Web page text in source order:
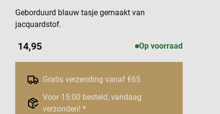
Geborduurd blauw tasje gemaakt van
jacquardstof.
14,95 Op voorraad
Gratis verzending vanaf €65
Voor 15:00 besteld, vandaag
verzonden! *